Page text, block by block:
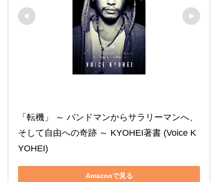
「転機」 ～ バンドマンからサラリーマンへ、
そして自由への奇跡 ～ KYOHEI著書 (Voice K
YOHEI)
Amazonで見る